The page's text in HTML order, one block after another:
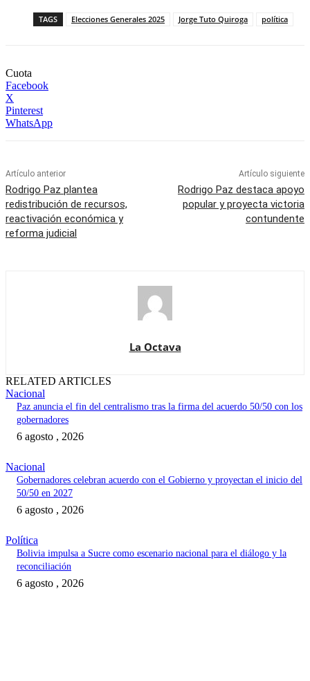
TAGS Elecciones Generales 2025 Jorge Tuto Quiroga política
Cuota
Facebook
X
Pinterest
WhatsApp
Artículo anterior
Rodrigo Paz plantea
redistribución de recursos,
reactivación económica y
reforma judicial
Artículo siguiente
Rodrigo Paz destaca apoyo
popular y proyecta victoria
contundente
La Octava
RELATED ARTICLES
Nacional
Paz anuncia el fin del centralismo tras la firma del acuerdo 50/50 con los
gobernadores
6 agosto , 2026
Nacional
Gobernadores celebran acuerdo con el Gobierno y proyectan el inicio del
50/50 en 2027
6 agosto , 2026
Política
Bolivia impulsa a Sucre como escenario nacional para el diálogo y la
reconciliación
6 agosto , 2026